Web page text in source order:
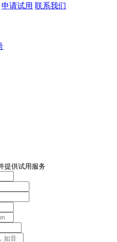
申请试用 联系我们
提供试用服务